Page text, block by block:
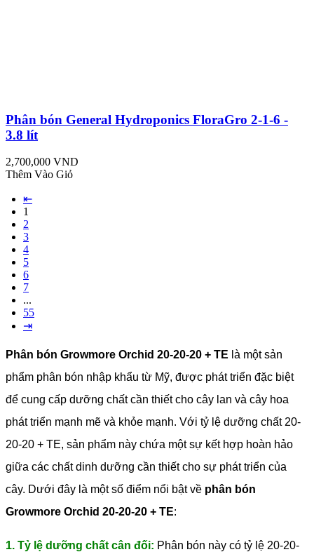
Phân bón General Hydroponics FloraGro 2-1-6 -
3.8 lít
2,700,000 VND
Thêm Vào Giỏ
⇤
1
2
3
4
5
6
7
...
55
⇥
Phân bón Growmore Orchid 20-20-20 + TE là một sản
phẩm phân bón nhập khẩu từ Mỹ, được phát triển đặc biệt
để cung cấp dưỡng chất cần thiết cho cây lan và cây hoa
phát triển mạnh mẽ và khỏe mạnh. Với tỷ lệ dưỡng chất 20-
20-20 + TE, sản phẩm này chứa một sự kết hợp hoàn hảo
giữa các chất dinh dưỡng cần thiết cho sự phát triển của
cây. Dưới đây là một số điểm nổi bật về phân bón
Growmore Orchid 20-20-20 + TE:
1. Tỷ lệ dưỡng chất cân đối: Phân bón này có tỷ lệ 20-20-